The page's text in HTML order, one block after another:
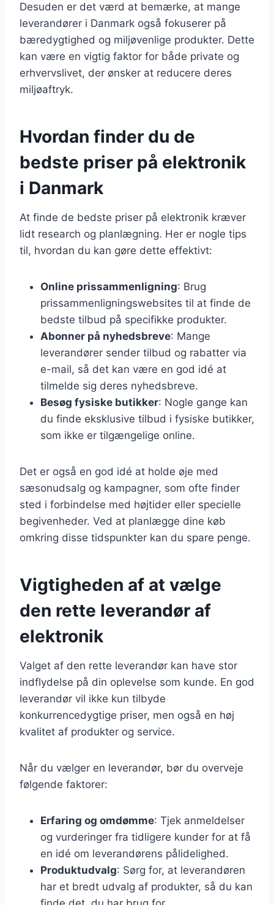
Desuden er det værd at bemærke, at mange
leverandører i Danmark også fokuserer på
bæredygtighed og miljøvenlige produkter. Dette
kan være en vigtig faktor for både private og
erhvervslivet, der ønsker at reducere deres
miljøaftryk.
Hvordan finder du de
bedste priser på elektronik
i Danmark
At finde de bedste priser på elektronik kræver
lidt research og planlægning. Her er nogle tips
til, hvordan du kan gøre dette effektivt:
Online prissammenligning: Brug
prissammenligningswebsites til at finde de
bedste tilbud på specifikke produkter.
Abonner på nyhedsbreve: Mange
leverandører sender tilbud og rabatter via
e-mail, så det kan være en god idé at
tilmelde sig deres nyhedsbreve.
Besøg fysiske butikker: Nogle gange kan
du finde eksklusive tilbud i fysiske butikker,
som ikke er tilgængelige online.
Det er også en god idé at holde øje med
sæsonudsalg og kampagner, som ofte finder
sted i forbindelse med højtider eller specielle
begivenheder. Ved at planlægge dine køb
omkring disse tidspunkter kan du spare penge.
Vigtigheden af at vælge
den rette leverandør af
elektronik
Valget af den rette leverandør kan have stor
indflydelse på din oplevelse som kunde. En god
leverandør vil ikke kun tilbyde
konkurrencedygtige priser, men også en høj
kvalitet af produkter og service.
Når du vælger en leverandør, bør du overveje
følgende faktorer:
Erfaring og omdømme: Tjek anmeldelser
og vurderinger fra tidligere kunder for at få
en idé om leverandørens pålidelighed.
Produktudvalg: Sørg for, at leverandøren
har et bredt udvalg af produkter, så du kan